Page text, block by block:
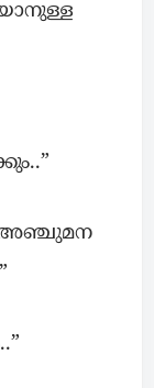
അഞ്ചുമന